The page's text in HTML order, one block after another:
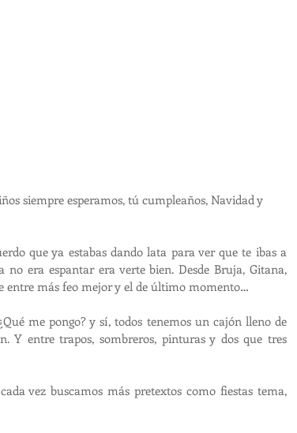
siempre esperamos, tú cumpleaños, Navidad y
que ya estabas dando lata para ver que te ibas a
era espantar era verte bien. Desde Bruja, Gitana,
entre más feo mejor y el de último momento…
me pongo? y sí, todos tenemos un cajón lleno de
Y entre trapos, sombreros, pinturas y dos que tres
vez buscamos más pretextos como fiestas tema,